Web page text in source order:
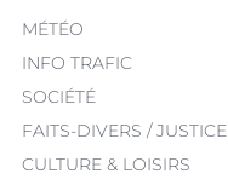
MÉTÉO
INFO TRAFIC
SOCIÉTÉ
FAITS-DIVERS / JUSTICE
CULTURE & LOISIRS